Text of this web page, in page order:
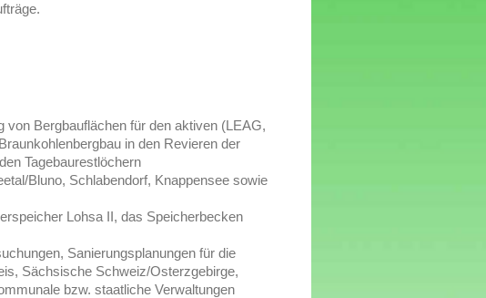
Bergbauflächen für den aktiven (LEAG,
in den Revieren der
Tagebaurestlöchern
Bluno, Schlabendorf, Knappensee sowie
Lohsa II, das Speicherbecken
Sanierungsplanungen für die
Sächsische Schweiz/Osterzgebirge,
bzw. staatliche Verwaltungen